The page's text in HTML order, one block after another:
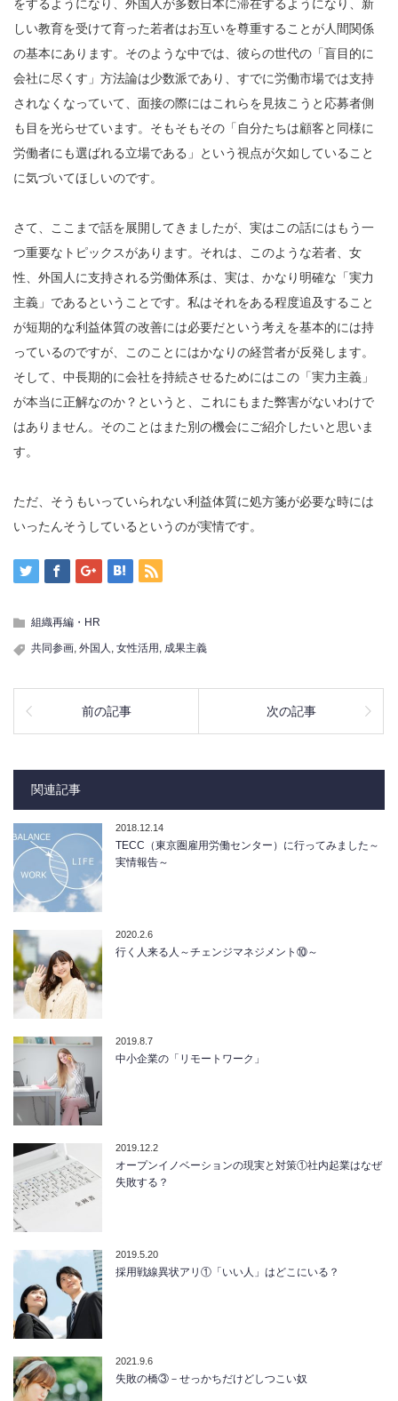
をするようになり、外国人が多数日本に滞在するようになり、新
しい教育を受けて育った若者はお互いを尊重することが人間関係
の基本にあります。そのような中では、彼らの世代の「盲目的に
会社に尽くす」方法論は少数派であり、すでに労働市場では支持
されなくなっていて、面接の際にはこれらを見抜こうと応募者側
も目を光らせています。そもそもその「自分たちは顧客と同様に
労働者にも選ばれる立場である」という視点が欠如していること
に気づいてほしいのです。
さて、ここまで話を展開してきましたが、実はこの話にはもう一
つ重要なトピックスがあります。それは、このような若者、女
性、外国人に支持される労働体系は、実は、かなり明確な「実力
主義」であるということです。私はそれをある程度追及すること
が短期的な利益体質の改善には必要だという考えを基本的には持
っているのですが、このことにはかなりの経営者が反発します。
そして、中長期的に会社を持続させるためにはこの「実力主義」
が本当に正解なのか？というと、これにもまた弊害がないわけで
はありません。そのことはまた別の機会にご紹介したいと思いま
す。
ただ、そうもいっていられない利益体質に処方箋が必要な時には
いったんそうしているというのが実情です。
組織再編・HR
共同参画 外国人 女性活用 成果主義
前の記事 次の記事
関連記事
2018.12.14
TECC（東京圏雇用労働センター）に行ってみました～
実情報告～
2020.2.6
行く人来る人～チェンジマネジメント⑩～
2019.8.7
中小企業の「リモートワーク」
2019.12.2
オープンイノベーションの現実と対策①社内起業はなぜ
失敗する？
2019.5.20
採用戦線異状アリ①「いい人」はどこにいる？
2021.9.6
失敗の橋③－せっかちだけどしつこい奴